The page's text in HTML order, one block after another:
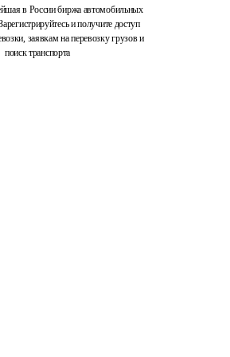
в России биржа автомобильных
и получите доступ
заявкам на перевозку грузов и
поиск транспорта